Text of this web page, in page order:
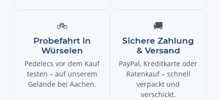
🚲
Probefahrt in
Würselen
Pedelecs vor dem Kauf
testen – auf unserem
Gelände bei Aachen.
🚚
Sichere Zahlung
& Versand
PayPal, Kreditkarte oder
Ratenkauf – schnell
verpackt und
verschickt.